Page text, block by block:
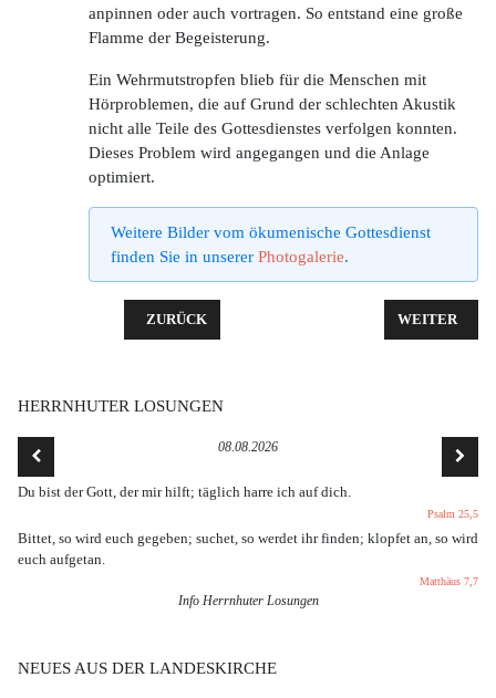
anpinnen oder auch vortragen. So entstand eine große
Flamme der Begeisterung.
Ein Wehrmutstropfen blieb für die Menschen mit
Hörproblemen, die auf Grund der schlechten Akustik
nicht alle Teile des Gottesdienstes verfolgen konnten.
Dieses Problem wird angegangen und die Anlage
optimiert.
Weitere Bilder vom ökumenische Gottesdienst
finden Sie in unserer Photogalerie.
VORHERIGER BEITRAG: DER GEMEINDEBRIEF
ZURÜCK NÄCHSTER
WEITER
HERRNHUTER LOSUNGEN
08.08.2026
Du bist der Gott, der mir hilft; täglich harre ich auf dich.
Psalm 25,5
Bittet, so wird euch gegeben; suchet, so werdet ihr finden; klopfet an, so wird
euch aufgetan.
Matthäus 7,7
Info Herrnhuter Losungen
NEUES AUS DER LANDESKIRCHE